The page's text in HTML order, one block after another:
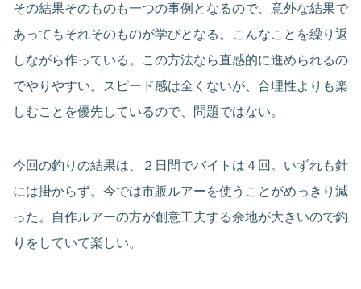
その結果そのものも一つの事例となるので、意外な結果で
あってもそれそのものが学びとなる。こんなことを繰り返
しながら作っている。この方法なら直感的に進められるの
でやりやすい。スピード感は全くないが、合理性よりも楽
しむことを優先しているので、問題ではない。
今回の釣りの結果は、２日間でバイトは４回。いずれも針
には掛からず。今では市販ルアーを使うことがめっきり減
った。自作ルアーの方が創意工夫する余地が大きいので釣
りをしていて楽しい。